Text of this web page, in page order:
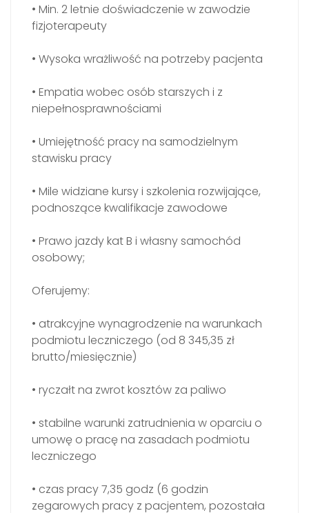
• Min. 2 letnie doświadczenie w zawodzie
fizjoterapeuty
• Wysoka wrażliwość na potrzeby pacjenta
• Empatia wobec osób starszych i z
niepełnosprawnościami
• Umiejętność pracy na samodzielnym
stawisku pracy
• Mile widziane kursy i szkolenia rozwijające,
podnoszące kwalifikacje zawodowe
• Prawo jazdy kat B i własny samochód
osobowy;
Oferujemy:
• atrakcyjne wynagrodzenie na warunkach
podmiotu leczniczego (od 8 345,35 zł
brutto/miesięcznie)
• ryczałt na zwrot kosztów za paliwo
• stabilne warunki zatrudnienia w oparciu o
umowę o pracę na zasadach podmiotu
leczniczego
• czas pracy 7,35 godz (6 godzin
zegarowych pracy z pacjentem, pozostała